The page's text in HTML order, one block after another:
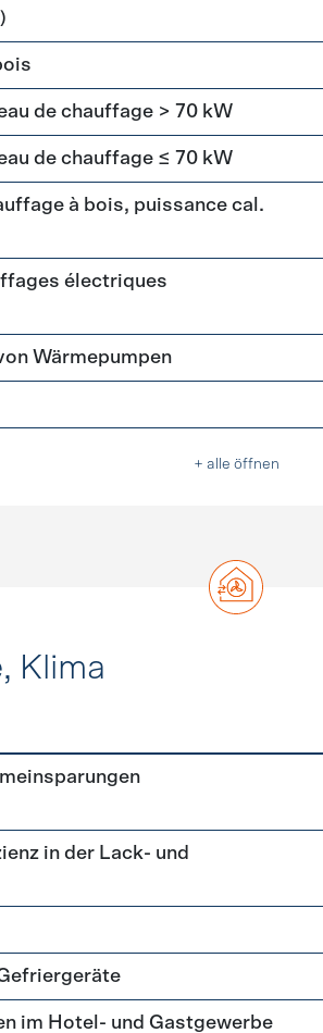
de chauffage > 70 kW
de chauffage ≤ 70 kW
à bois, puissance cal.
électriques
Wärmepumpen
+ alle öffnen
Klima
Klima
in der Lack- und
im Hotel- und Gastgewerbe